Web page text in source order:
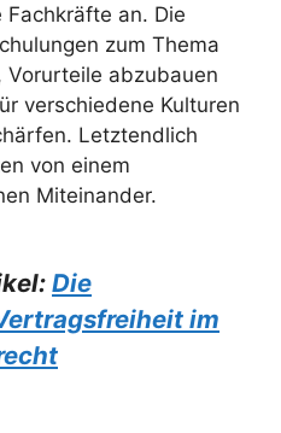
an. Die
zum Thema
Vorurteile abzubauen
verschiedene Kulturen
Letztendlich
von einem
Miteinander.
Die
im